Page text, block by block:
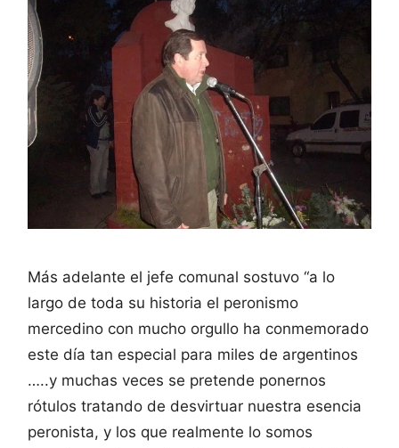
Más adelante el jefe comunal sostuvo “a lo
largo de toda su historia el peronismo
mercedino con mucho orgullo ha conmemorado
este día tan especial para miles de argentinos
…..y muchas veces se pretende ponernos
rótulos tratando de desvirtuar nuestra esencia
peronista, y los que realmente lo somos